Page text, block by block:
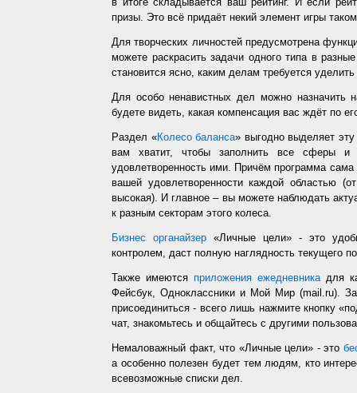
призы. Это всё придаёт некий элемент игры
Для творческих личностей предусмотрена
можете раскрасить задачи одного типа в
становится ясно, каким делам требуется
Для особо ненавистных дел можно назначить
будете видеть, какая компенсация вас ждёт по
Раздел «Колесо баланса» выгодно выделяет
вам хватит, чтобы заполнить все сферы и
удовлетворенность ими. Причём программа
вашей удовлетворенности каждой областью
высокая). И главное – вы можете наблюдать
к разным секторам этого колеса.
Бизнес органайзер «Личные цели» - это
контролем, даст полную наглядность текущего
Также имеются приложения ежедневникадля
Фейсбук, Одноклассники и Мой Мир (mail.ru).
присоединиться - всего лишь нажмите кнопку
чат, знакомьтесь и общайтесь с другими
Немаловажный факт, что «Личные цели» - это
а особенно полезен будет тем людям, кто
всевозможные списки дел.